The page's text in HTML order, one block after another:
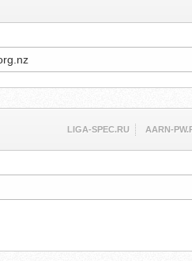
LIGA-SPEC.RU AARN-